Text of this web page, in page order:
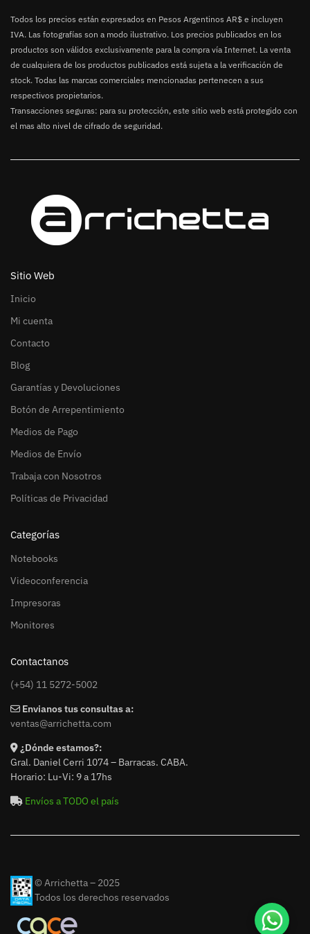
Todos los precios están expresados en Pesos Argentinos AR$ e incluyen
IVA. Las fotografías son a modo ilustrativo. Los precios publicados en los
productos son válidos exclusivamente para la compra vía Internet. La venta
de cualquiera de los productos publicados está sujeta a la verificación de
stock. Todas las marcas comerciales mencionadas pertenecen a sus
respectivos propietarios.
Transacciones seguras: para su protección, este sitio web está protegido con
el mas alto nivel de cifrado de seguridad.
Sitio Web
Inicio
Mi cuenta
Contacto
Blog
Garantías y Devoluciones
Botón de Arrepentimiento
Medios de Pago
Medios de Envío
Trabaja con Nosotros
Políticas de Privacidad
Categorías
Notebooks
Videoconferencia
Impresoras
Monitores
Contactanos
(+54) 11 5272-5002
Envianos tus consultas a:
ventas@arrichetta.com
¿Dónde estamos?:
Gral. Daniel Cerri 1074 – Barracas. CABA.
Horario: Lu-Vi: 9 a 17hs
Envíos a TODO el país
© Arrichetta – 2025
Todos los derechos reservados